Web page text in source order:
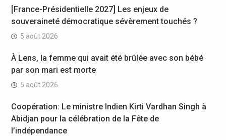
[France-Présidentielle 2027] Les enjeux de
souveraineté démocratique sévèrement touchés ?
5 août 2026
À Lens, la femme qui avait été brûlée avec son bébé
par son mari est morte
5 août 2026
Coopération: Le ministre Indien Kirti Vardhan Singh à
Abidjan pour la célébration de la Fête de
l’indépendance